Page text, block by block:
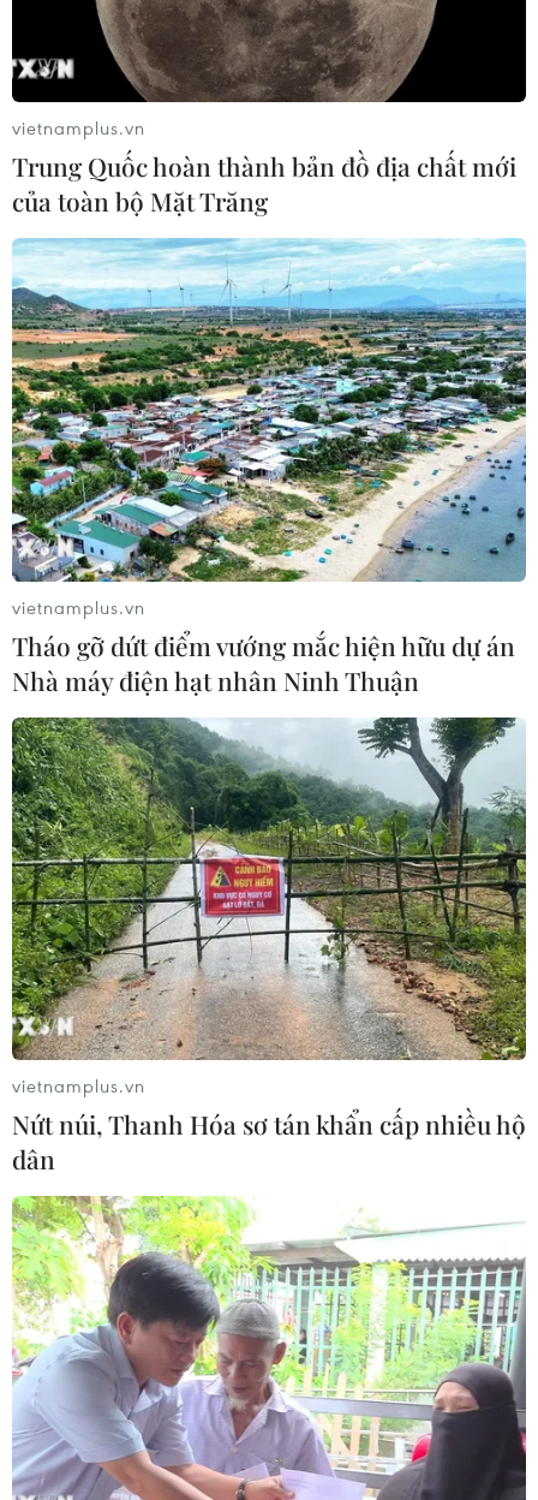
vietnamplus.vn
Trung Quốc hoàn thành bản đồ địa chất mới
của toàn bộ Mặt Trăng
vietnamplus.vn
Tháo gỡ dứt điểm vướng mắc hiện hữu dự án
Nhà máy điện hạt nhân Ninh Thuận
vietnamplus.vn
Nứt núi, Thanh Hóa sơ tán khẩn cấp nhiều hộ
dân